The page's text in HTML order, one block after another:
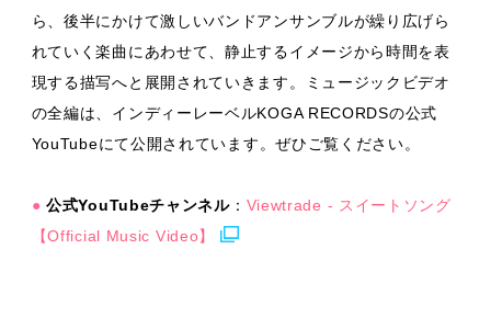
ら、後半にかけて激しいバンドアンサンブルが繰り広げら
れていく楽曲にあわせて、静止するイメージから時間を表
現する描写へと展開されていきます。ミュージックビデオ
の全編は、インディーレーベルKOGA RECORDSの公式
YouTubeにて公開されています。ぜひご覧ください。
●公式YouTubeチャンネル： Viewtrade - スイートソング
【Official Music Video】